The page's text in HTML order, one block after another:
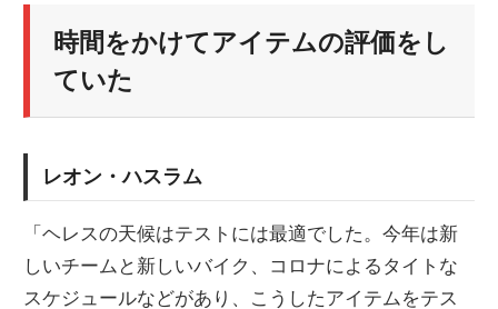
時間をかけてアイテムの評価をし
ていた
レオン・ハスラム
「ヘレスの天候はテストには最適でした。今年は新
しいチームと新しいバイク、コロナによるタイトな
スケジュールなどがあり、こうしたアイテムをテス